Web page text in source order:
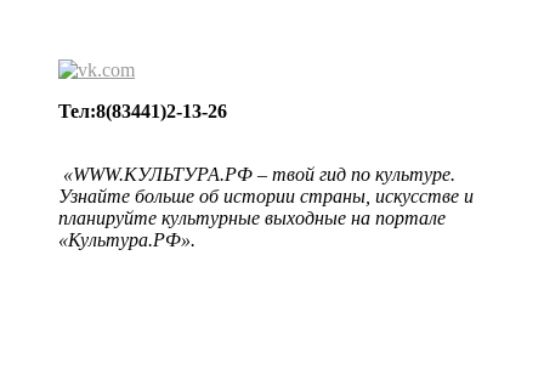
Тел:8(83441)2-13-26
«WWW.КУЛЬТУРА.РФ – твой гид по культуре.
Узнайте больше об истории страны, искусстве и
планируйте культурные выходные на портале
«Культура.РФ».